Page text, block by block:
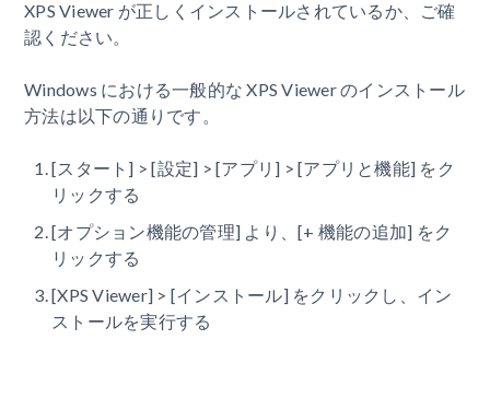
XPS Viewer が正しくインストールされているか、ご確
認ください。
Windows における一般的な XPS Viewer のインストール
方法は以下の通りです。
[スタート] > [設定] > [アプリ] > [アプリと機能] をク
リックする
[オプション機能の管理] より、[+ 機能の追加] をク
リックする
[XPS Viewer] > [インストール] をクリックし、イン
ストールを実行する